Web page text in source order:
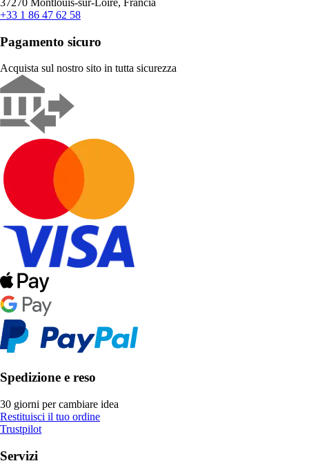
37270 Montlouis-sur-Loire, Francia
+33 1 86 47 62 58
Pagamento sicuro
Acquista sul nostro sito in tutta sicurezza
Spedizione e reso
30 giorni per cambiare idea
Restituisci il tuo ordine
Trustpilot
Servizi